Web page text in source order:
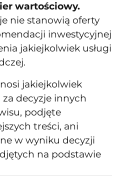
wartościowy.
nie stanowią oferty
inwestycyjnej
jakiejkolwiek usługi
jakiejkolwiek
decyzje innych
podjęte
treści, ani
w wyniku decyzji
na podstawie